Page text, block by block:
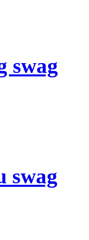
swag
swag